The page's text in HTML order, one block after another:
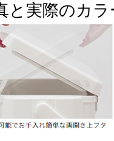
と実際のカ